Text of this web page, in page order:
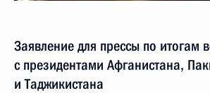
Заявление для прессы по итогам
с президентами Афганистана,
и Таджикистана